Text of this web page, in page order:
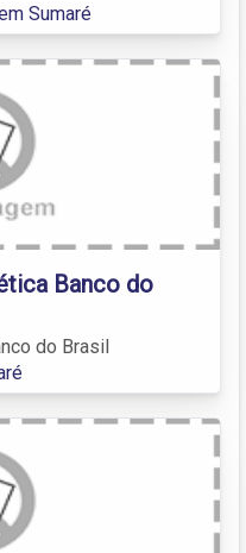
Sumaré
Banco do
do Brasil